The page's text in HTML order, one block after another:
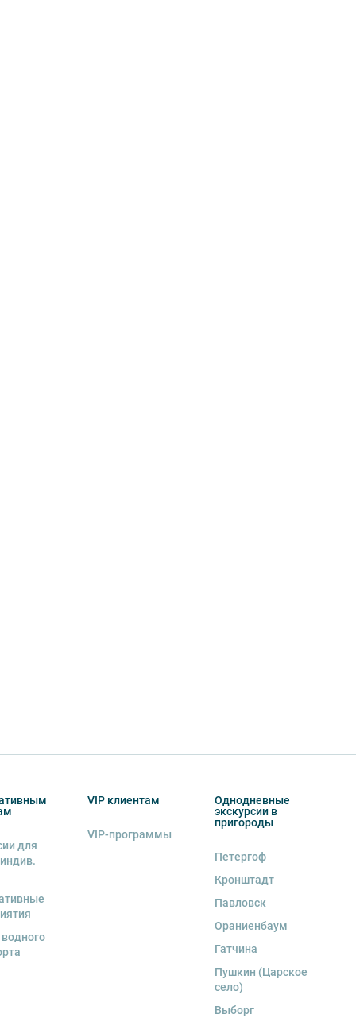
для
VIP клиентам
VIP-программы
Однодневные
экскурсии в
пригороды
Петергоф
Кронштадт
Павловск
Ораниенбаум
Гатчина
Пушкин (Царское
село)
Выборг